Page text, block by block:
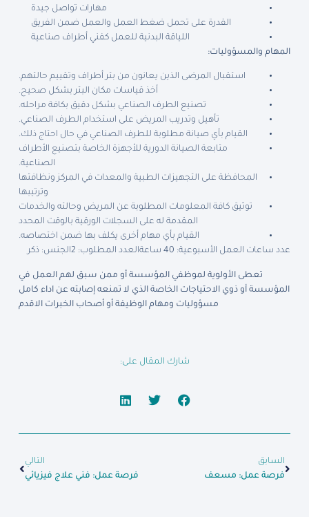
مهارات تواصل جيدة
القدرة على تحمل ضغط العمل والعمل ضمن الفريق
اللياقة البدنية للعمل كفني أطراف صناعية
المهام والمسؤوليات:
استقبال المرضى الذين يعانون من بتر أطراف وتقييم حالتهم.
أخذ قياسات مكان البتر بشكل صحيح.
تصنيع الطرف الصناعي بشكل دقيق بكافة مراحله.
تأهيل وتدريب المريض على استخدام الطرف الصناعي.
القيام بأي صيانة مطلوبة للطرف الصناعي في حال احتاج ذلك.
متابعة الصيانة الدورية للأجهزة الخاصة بتصنيع الأطراف
الصناعية.
المحافظة على التجهيزات الطبية والمعدات في المركز ونظافتها
وترتيبها
توثيق كافة المعلومات المطلوبة عن المريض وحالته والخدمات
المقدمة له على السجلات الورقية بالوقت المحدد
القيام بأي مهام أخرى يكلف بها ضمن اختصاصه.
عدد ساعات العمل الأسبوعية: 40 ساعة
العدد المطلوب: 2 الجنس: ذكر
تعطى الأولوية لموظفي المؤسسة أو ممن سبق لهم العمل في
المؤسسة أو ذوي الاحتياجات الخاصة الذي لا تمنعه إصابته عن اداء كامل
مسؤوليات ومهام الوظيفة أو أصحاب الخبرات الاقدم
شارك المقال على:
السابق
فرصة عمل: مسعف
التالي
فرصة عمل: فني علاج فيزيائي